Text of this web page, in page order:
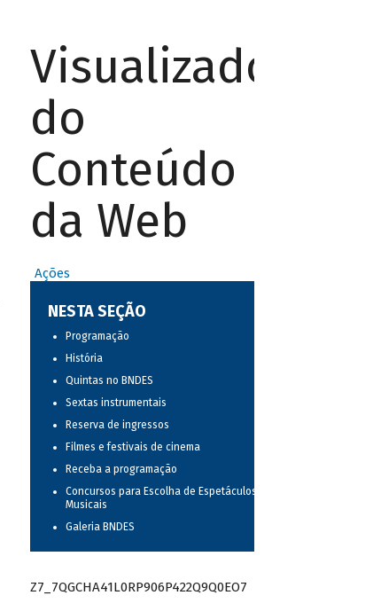
Visualizador
do
Conteúdo
da Web
Ações
NESTA SEÇÃO
Programação
História
Quintas no BNDES
Sextas instrumentais
Reserva de ingressos
Filmes e festivais de cinema
Receba a programação
Concursos para Escolha de Espetáculos
Musicais
Galeria BNDES
Z7_7QGCHA41L0RP906P422Q9Q0EO7